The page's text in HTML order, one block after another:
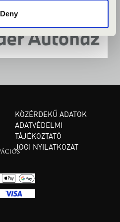
Deny
KÖZÉRDEKŰ ADATOK
ADATVÉDELMI
TÁJÉKOZTATÓ
JOGI NYILATKOZAT